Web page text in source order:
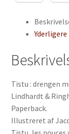
Tistu : drengen
Lindhardt &
Paperback.
Illustreret af